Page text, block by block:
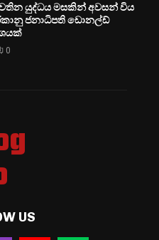
යුද්ධය මසකින් අවසන් විය
ජනාධිපති ඩොනල්ඩ්
0
US